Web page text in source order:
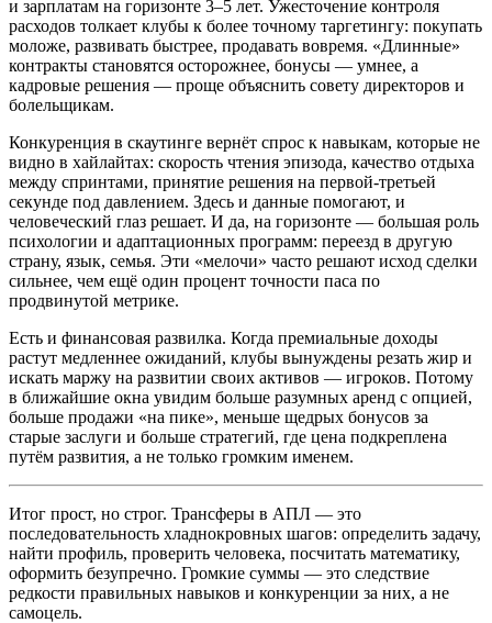
и зарплатам на горизонте 3–5 лет. Ужесточение контроля
расходов толкает клубы к более точному таргетингу: покупать
моложе, развивать быстрее, продавать вовремя. «Длинные»
контракты становятся осторожнее, бонусы — умнее, а
кадровые решения — проще объяснить совету директоров и
болельщикам.
Конкуренция в скаутинге вернёт спрос к навыкам, которые не
видно в хайлайтах: скорость чтения эпизода, качество отдыха
между спринтами, принятие решения на первой-третьей
секунде под давлением. Здесь и данные помогают, и
человеческий глаз решает. И да, на горизонте — большая роль
психологии и адаптационных программ: переезд в другую
страну, язык, семья. Эти «мелочи» часто решают исход сделки
сильнее, чем ещё один процент точности паса по
продвинутой метрике.
Есть и финансовая развилка. Когда премиальные доходы
растут медленнее ожиданий, клубы вынуждены резать жир и
искать маржу на развитии своих активов — игроков. Потому
в ближайшие окна увидим больше разумных аренд с опцией,
больше продажи «на пике», меньше щедрых бонусов за
старые заслуги и больше стратегий, где цена подкреплена
путём развития, а не только громким именем.
Итог прост, но строг. Трансферы в АПЛ — это
последовательность хладнокровных шагов: определить задачу,
найти профиль, проверить человека, посчитать математику,
оформить безупречно. Громкие суммы — это следствие
редкости правильных навыков и конкуренции за них, а не
самоцель.